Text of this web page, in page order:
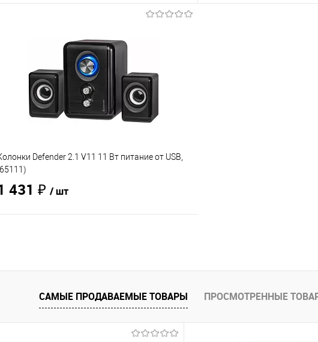
В избранное
В наличии- 3 шт.
Defender 2.1 V11 11 Вт питание от USB,
431 ₽ / шт
Купить в 1 клик
Сравнение
В избранное
В наличии- 1 шт.
САМЫЕ ПРОДАВАЕМЫЕ ТОВАРЫ ПРОСМОТРЕННЫЕ